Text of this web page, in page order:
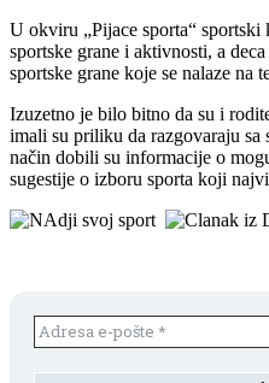
U okviru „Pijace sporta“
sportske grane i aktivnosti, a
sportske grane koje se nalaze na
Izuzetno je bilo bitno da su i
imali su priliku da razgovaraju sa
način dobili su informacije o
sugestije o izboru sporta koji